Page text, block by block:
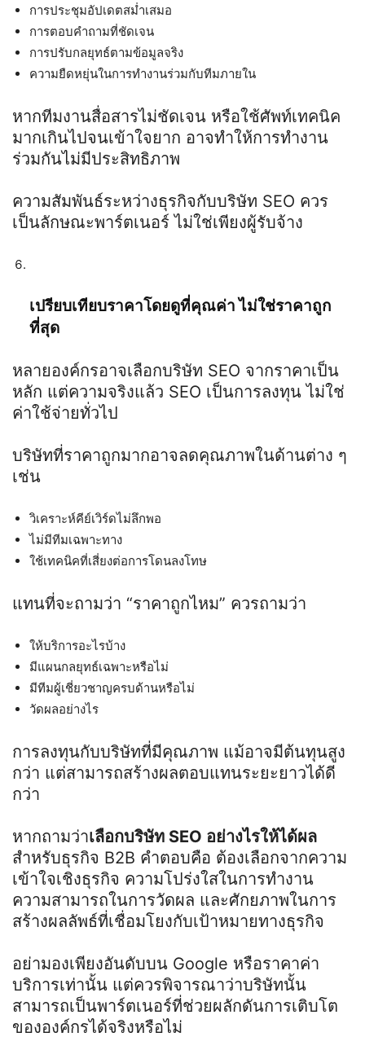
การประชุมอัปเดตสม่ำเสมอ
การตอบคำถามที่ชัดเจน
การปรับกลยุทธ์ตามข้อมูลจริง
ความยืดหยุ่นในการทำงานร่วมกับทีมภายใน
หากทีมงานสื่อสารไม่ชัดเจน หรือใช้ศัพท์เทคนิค
มากเกินไปจนเข้าใจยาก อาจทำให้การทำงาน
ร่วมกันไม่มีประสิทธิภาพ
ความสัมพันธ์ระหว่างธุรกิจกับบริษัท SEO ควร
เป็นลักษณะพาร์ตเนอร์ ไม่ใช่เพียงผู้รับจ้าง
เปรียบเทียบราคาโดยดูที่คุณค่า ไม่ใช่ราคาถูก
ที่สุด
หลายองค์กรอาจเลือกบริษัท SEO จากราคาเป็น
หลัก แต่ความจริงแล้ว SEO เป็นการลงทุน ไม่ใช่
ค่าใช้จ่ายทั่วไป
บริษัทที่ราคาถูกมากอาจลดคุณภาพในด้านต่าง ๆ
เช่น
วิเคราะห์คีย์เวิร์ดไม่ลึกพอ
ไม่มีทีมเฉพาะทาง
ใช้เทคนิคที่เสี่ยงต่อการโดนลงโทษ
แทนที่จะถามว่า “ราคาถูกไหม” ควรถามว่า
ให้บริการอะไรบ้าง
มีแผนกลยุทธ์เฉพาะหรือไม่
มีทีมผู้เชี่ยวชาญครบด้านหรือไม่
วัดผลอย่างไร
การลงทุนกับบริษัทที่มีคุณภาพ แม้อาจมีต้นทุนสูง
กว่า แต่สามารถสร้างผลตอบแทนระยะยาวได้ดี
กว่า
หากถามว่าเลือกบริษัท SEO อย่างไรให้ได้ผล
สำหรับธุรกิจ B2B คำตอบคือ ต้องเลือกจากความ
เข้าใจเชิงธุรกิจ ความโปร่งใสในการทำงาน
ความสามารถในการวัดผล และศักยภาพในการ
สร้างผลลัพธ์ที่เชื่อมโยงกับเป้าหมายทางธุรกิจ
อย่ามองเพียงอันดับบน Google หรือราคาค่า
บริการเท่านั้น แต่ควรพิจารณาว่าบริษัทนั้น
สามารถเป็นพาร์ตเนอร์ที่ช่วยผลักดันการเติบโต
ขององค์กรได้จริงหรือไม่